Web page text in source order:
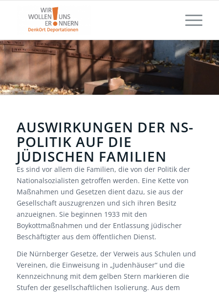
AUSWIRKUNGEN DER NS-
POLITIK AUF DIE
JÜDISCHEN FAMILIEN
Es sind vor allem die Familien, die von der Politik der
Nationalsozialisten getroffen werden. Eine Kette von
Maßnahmen und Gesetzen dient dazu, sie aus der
Gesellschaft auszugrenzen und sich ihren Besitz
anzueignen. Sie beginnen 1933 mit den
Boykottmaßnahmen und der Entlassung jüdischer
Beschäftigter aus dem öffentlichen Dienst.
Die Nürnberger Gesetze, der Verweis aus Schulen und
Vereinen, die Einweisung in „Judenhäuser“ und die
Kennzeichnung mit dem gelben Stern markieren die
Stufen der gesellschaftlichen Isolierung. Aus dem